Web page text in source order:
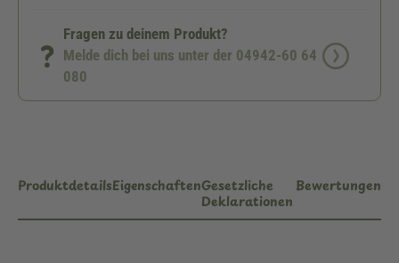
Fragen zu deinem Produkt?
Melde dich bei uns unter der 04942-60 64
080
ProduktdetailsEigenschaftenGesetzliche
Deklarationen
Bewertungen